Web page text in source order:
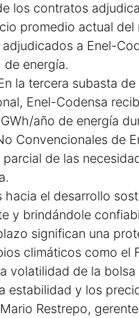
los contratos
promedio actual del
a Enel-
de energía.
la tercera subasta
Enel-Codensa
año de energía
Convencionales de
de las
hacia el desarrollo
y brindándole
significan una
climáticos como el
volatilidad de la bolsa
estabilidad y los
Restrepo,